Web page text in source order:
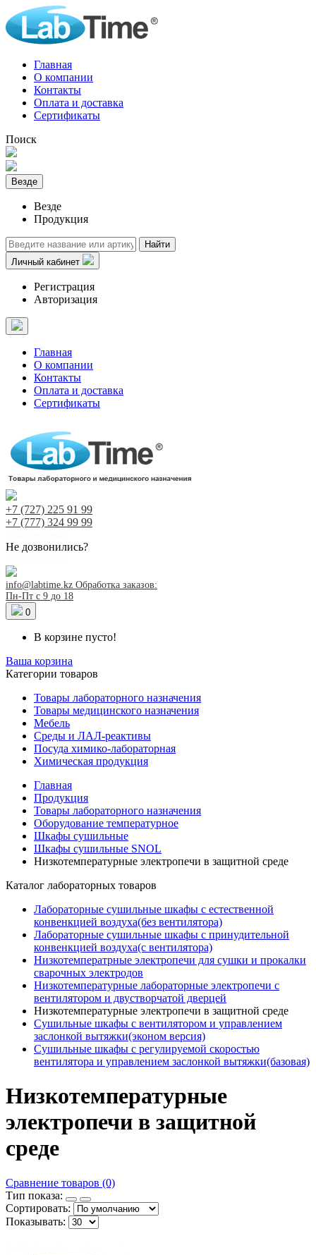
Главная
О компании
Контакты
Оплата и доставка
Сертификаты
Поиск
Везде
Везде
Продукция
Найти
Личный кабинет
Регистрация
Авторизация
Главная
О компании
Контакты
Оплата и доставка
Сертификаты
+7 (727) 225 91 99
+7 (777) 324 99 99
Не дозвонились?
info@labtime.kz Обработка заказов:
Пн-Пт с 9 до 18
0
В корзине пусто!
Ваша корзина
Категории товаров
Товары лабораторного назначения
Товары медицинского назначения
Мебель
Среды и ЛАЛ-реактивы
Посуда химико-лабораторная
Химическая продукция
Главная
Продукция
Товары лабораторного назначения
Оборудование температурное
Шкафы сушильные
Шкафы сушильные SNOL
Низкотемпературные электропечи в защитной среде
Каталог лабораторных товаров
Лабораторные сушильные шкафы с естественной
конвенкцией воздуха(без вентилятора)
Лабораторные сушильные шкафы с принудительной
конвенкцией воздуха(с вентилятора)
Низкотемператрные электропечи для сушки и прокалки
сварочных электродов
Низкотемпературные лабораторные электропечи с
вентилятором и двустворчатой дверцей
Низкотемпературные электропечи в защитной среде
Сушильные шкафы с вентилятором и управлением
заслонкой вытяжки(эконом версия)
Сушильные шкафы с регулируемой скоростью
вентилятора и управлением заслонкой вытяжки(базовая)
Низкотемпературные
электропечи в защитной
среде
Сравнение товаров (0)
Тип показа:
Сортировать:
Показывать: